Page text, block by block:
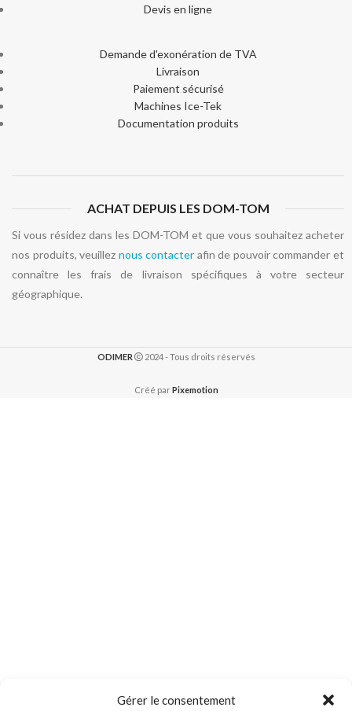
Gérer le consentement
Devis en ligne
Demande d'exonération de TVA
Livraison
Paiement sécurisé
Machines Ice-Tek
Documentation produits
ACHAT DEPUIS LES DOM-TOM
Si vous résidez dans les DOM-TOM et que vous souhaitez acheter
nos produits, veuillez nous contacter afin de pouvoir commander et
connaître les frais de livraison spécifiques à votre secteur
géographique.
ODIMER 2024 - Tous droits réservés
Créé parPixemotion